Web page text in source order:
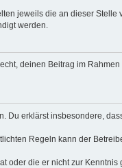
jeweils die an dieser Stelle
werden.
deinen Beitrag im
Du erklärst insbesondere,
Regeln kann der
oder die er nicht zur Kenntnis